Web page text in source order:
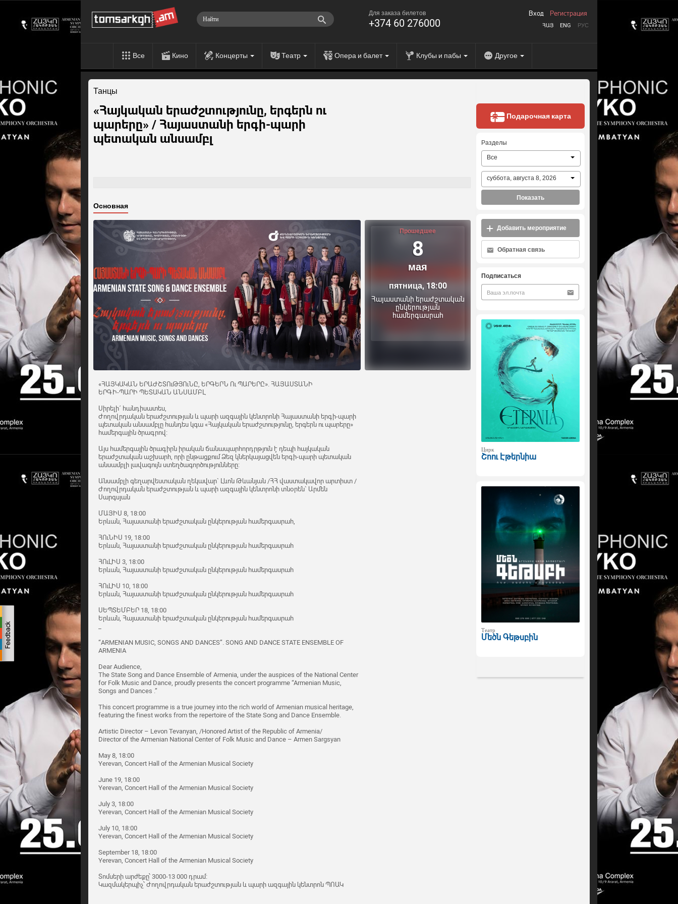
Для заказа билетов
+374 60 276000 ՀԱՅ ENG РУС
Вход Регистрация
Все Кино Концерты Театр Опера и балет Клубы и пабы Другое
Танцы
«Հայկական երաժշտությունը, երգերն ու
պարերը» / Հայաստանի երգի-պարի
պետական անսամբլ
Основная
Прошедшее
8
мая
пятница, 18:00
Հայաստանի երաժշտական
ընկերության
համերգասրահ
«ՀԱՅԿԱԿԱՆ ԵՐԱԺՇՏՈւԹՅՈւՆԸ, ԵՐԳԵՐՆ Ու ՊԱՐԵՐԸ». ՀԱՅԱՍՏԱՆԻ
ԵՐԳԻ-ՊԱՐԻ ՊԵՏԱԿԱՆ ԱՆՍԱՄԲԼ
Սիրելի´ հանդիսատես,
Ժողովրդական երաժշտության և պարի ազգային կենտրոնի Հայաստանի երգի-պարի
պետական անսամբլը հանդես կգա «Հայկական երաժշտությունը, երգերն ու պարերը»
համերգային ծրագրով:
Այս համերգային ծրագիրն իրական ճանապարհորդրթյուն է դեպի հայկական
երաժշտական աշխարհ, որի ընթացքում Ձեզ կներկայացվեն երգի-պարի պետական
անսամբլի լավագույն ստեղծագործությունները:
Անսամբլի գեղարվեստական ղեկավար` Լևոն Թևանյան /ՀՀ վաստակավոր արտիստ /
Ժողովրդական երաժշտության և պարի ազգային կենտրոնի տնօրեն` Արմեն
Սարգսյան
ՄԱՅԻՍ 8, 18:00
Երևան, Հայաստանի երաժշտական ընկերության համերգասրահ,
ՀՈւՆԻՍ 19, 18:00
Երևան, Հայաստանի երաժշտական ընկերության համերգասրահ
ՀՈւԼԻՍ 3, 18:00
Երևան, Հայաստանի երաժշտական ընկերության համերգասրահ
ՀՈւԼԻՍ 10, 18:00
Երևան, Հայաստանի երաժշտական ընկերության համերգասրահ
ՍԵՊՏԵՄԲԵՐ 18, 18:00
Երևան, Հայաստանի երաժշտական ընկերության համերգասրահ
“ARMENIAN MUSIC, SONGS AND DANCES”. SONG AND DANCE STATE ENSEMBLE OF
ARMENIA
Dear Audience,
The State Song and Dance Ensemble of Armenia, under the auspices of the National Center
for Folk Music and Dance, proudly presents the concert programme “Armenian Music,
Songs and Dances .”
This concert programme is a true journey into the rich world of Armenian musical heritage,
featuring the finest works from the repertoire of the State Song and Dance Ensemble.
Artistic Director – Levon Tevanyan, /Honored Artist of the Republic of Armenia/
Director of the Armenian National Center of Folk Music and Dance – Armen Sargsyan
May 8, 18:00
Yerevan, Concert Hall of the Armenian Musical Society
June 19, 18:00
Yerevan, Concert Hall of the Armenian Musical Society
July 3, 18:00
Yerevan, Concert Hall of the Armenian Musical Society
July 10, 18:00
Yerevan, Concert Hall of the Armenian Musical Society
September 18, 18:00
Yerevan, Concert Hall of the Armenian Musical Society
Տոմսերի արժեքը՝ 3000-13 000 դրամ։
Կազմակերպիչ՝ Ժողովրդական երաժշտության և պարի ազգային կենտրոն ՊՈԱԿ
Подарочная карта
Разделы
Все
суббота, августа 8, 2026
Показать
Добавить мероприятие
Обратная связь
Подписаться
Цирк
Շոու Էթերնիա
Театр
Մեծն Գեթսբին